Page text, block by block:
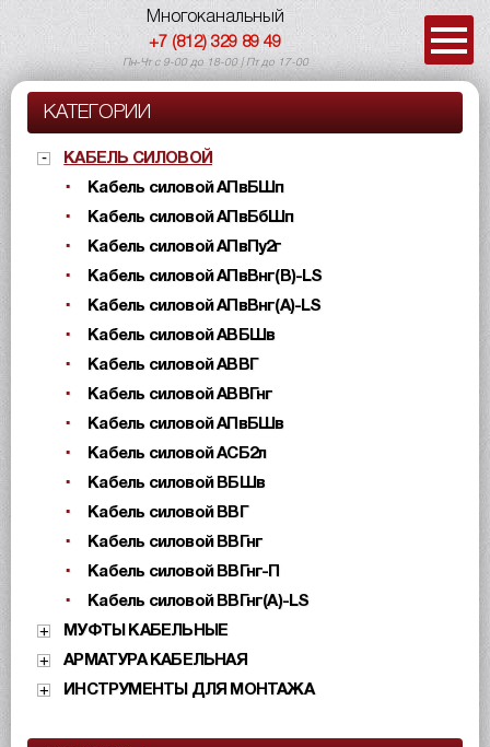
Многоканальный
+7 (812) 329 89 49
Пн-Чт с 9-00 до 18-00 | Пт до 17-00
КАТЕГОРИИ
КАБЕЛЬ СИЛОВОЙ
Кабель силовой АПвБШп
Кабель силовой АПвБбШп
Кабель силовой АПвПу2г
Кабель силовой АПвВнг(B)-LS
Кабель силовой АПвВнг(A)-LS
Кабель силовой АВБШв
Кабель силовой АВВГ
Кабель силовой АВВГнг
Кабель силовой АПвБШв
Кабель силовой АСБ2л
Кабель силовой ВБШв
Кабель силовой ВВГ
Кабель силовой ВВГнг
Кабель силовой ВВГнг-П
Кабель силовой ВВГнг(А)-LS
МУФТЫ КАБЕЛЬНЫЕ
АРМАТУРА КАБЕЛЬНАЯ
ИНСТРУМЕНТЫ ДЛЯ МОНТАЖА